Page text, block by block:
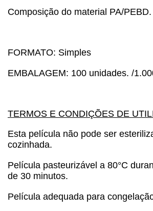
Composição do material PA/PEBD.
FORMATO: Simples
EMBALAGEM: 100 unidades. /
TERMOS E CONDIÇÕES DE
Esta película não pode ser
cozinhada.
Película pasteurizável a 80°C
de 30 minutos.
Película adequada para